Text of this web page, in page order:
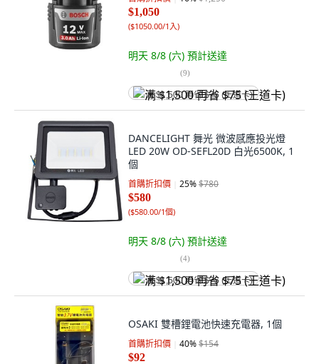
$1,050
($1050.00/1入)
明天 8/8 (六) 預計送達
(9)
满 $1,500 再省 $75 (王道卡)
DANCELIGHT 舞光 微波感應投光燈
LED 20W OD-SEFL20D 白光6500K, 1
個
首購折扣價 25%$780
$580
($580.00/1個)
明天 8/8 (六) 預計送達
(4)
满 $1,500 再省 $75 (王道卡)
OSAKI 雙槽鋰電池快速充電器, 1個
首購折扣價 40%$154
$92